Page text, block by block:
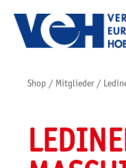
Shop / Mitglieder/